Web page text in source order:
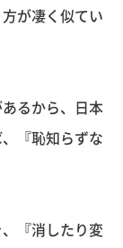
が凄く似てい
るから、日本
『恥知らずな
『消したり変